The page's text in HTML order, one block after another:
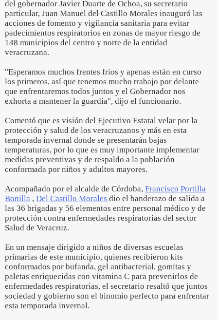
del gobernador Javier Duarte de Ochoa, su secretario
particular, Juan Manuel del Castillo Morales inauguró las
acciones de fomento y vigilancia sanitaria para evitar
padecimientos respiratorios en zonas de mayor riesgo de
148 municipios del centro y norte de la entidad
veracruzana.
"Esperamos muchos frentes fríos y apenas están en curso
los primeros, así que tenemos mucho trabajo por delante
que enfrentaremos todos juntos y el Gobernador nos
exhorta a mantener la guardia", dijo el funcionario.
Comentó que es visión del Ejecutivo Estatal velar por la
protección y salud de los veracruzanos y más en esta
temporada invernal donde se presentarán bajas
temperaturas, por lo que es muy importante implementar
medidas preventivas y de respaldo a la población
conformada por niños y adultos mayores.
Acompañado por el alcalde de Córdoba, Francisco Portilla
Bonilla , Del Castillo Morales dio el banderazo de salida a
las 36 brigadas y 56 elementos entre personal médico y de
protección contra enfermedades respiratorias del sector
Salud de Veracruz.
En un mensaje dirigido a niños de diversas escuelas
primarias de este municipio, quienes recibieron kits
conformados por bufanda, gel antibacterial, gomitas y
paletas enriquecidas con vitamina C para prevenirlos de
enfermedades respiratorias, el secretario resaltó que juntos
sociedad y gobierno son el binomio perfecto para enfrentar
esta temporada invernal.